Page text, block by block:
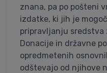
znana, pa po pošteni
izdatke, ki jih je
pripravljanju sredstva
Donacije in državne
opredmetenih
odštevajo od njihove